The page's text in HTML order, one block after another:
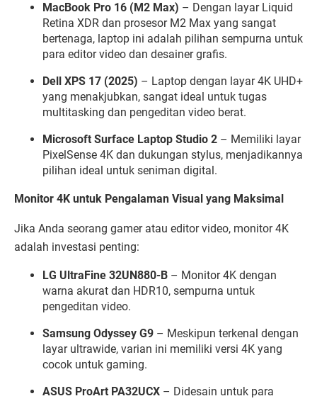
MacBook Pro 16 (M2 Max) – Dengan layar Liquid
Retina XDR dan prosesor M2 Max yang sangat
bertenaga, laptop ini adalah pilihan sempurna untuk
para editor video dan desainer grafis.
Dell XPS 17 (2025) – Laptop dengan layar 4K UHD+
yang menakjubkan, sangat ideal untuk tugas
multitasking dan pengeditan video berat.
Microsoft Surface Laptop Studio 2 – Memiliki layar
PixelSense 4K dan dukungan stylus, menjadikannya
pilihan ideal untuk seniman digital.
Monitor 4K untuk Pengalaman Visual yang Maksimal
Jika Anda seorang gamer atau editor video, monitor 4K
adalah investasi penting:
LG UltraFine 32UN880-B – Monitor 4K dengan
warna akurat dan HDR10, sempurna untuk
pengeditan video.
Samsung Odyssey G9 – Meskipun terkenal dengan
layar ultrawide, varian ini memiliki versi 4K yang
cocok untuk gaming.
ASUS ProArt PA32UCX – Didesain untuk para